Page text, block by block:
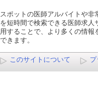
スポットの医師アルバイトや非
を短時間で検索できる医師求人
用することで、より多くの情報
できます。
このサイトについて